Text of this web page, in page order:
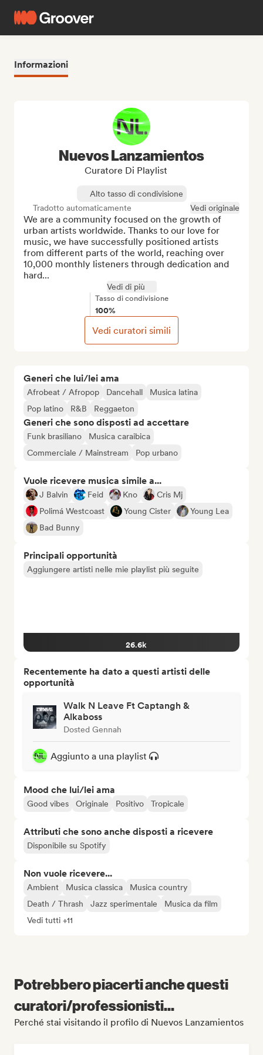
Informazioni
Generi che lui/lei ama
Afrobeat / Afropop Dancehall
Musica latina
Pop latino
R&B Reggaeton
Generi che sono disposti ad accettare
Funk brasiliano
Musica caraibica
Commerciale / Mainstream
Pop urbano
Vuole ricevere musica simile a...
J Balvin Feid Kno
Cris Mj
Polimá Westcoast
Young Cister
Young Lea
Bad Bunny
Principali opportunità
Aggiungere artisti nelle mie playlist più seguite
26.6k
Recentemente ha dato a questi artisti delle
opportunità
Walk N Leave Ft Captangh &
Alkaboss
Dosted Gennah
Aggiunto a una playlist
Mood che lui/lei ama
Good vibes Originale Positivo Tropicale
Attributi che sono anche disposti a ricevere
Disponibile su Spotify
Non vuole ricevere...
Ambient Musica classica
Musica country
Death / Thrash
Jazz sperimentale
Musica da film
Vedi tutti +11
Nuevos Lanzamientos
Curatore Di Playlist
Alto tasso di condivisione
Tradotto automaticamente
Vedi originale
We are a community focused on the growth of
urban artists worldwide. Thanks to our love for
music, we have successfully positioned artists
from different parts of the world, reaching over
10,000 monthly listeners through dedication and
hard...
Vedi di più
Tasso di condivisione
100%
Vedi curatori simili
Potrebbero piacerti anche questi
curatori/professionisti...
Perché stai visitando il profilo di Nuevos Lanzamientos